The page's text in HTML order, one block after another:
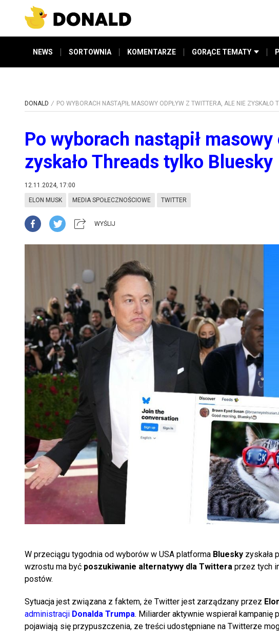
NEWS SORTOWNIA KOMENTARZE GORĄCE TEMATY
DONALD PO WYBORACH NASTĄPIŁ MASOWY ODPŁYW Z TWITTERA, ALE NIE ZYSKAŁO
Po wyborach nastąpił
zyskało Threads tylko Bluesky
12.11.2024, 17:00
ELON MUSK MEDIA SPOŁECZNOŚCIOWE TWITTER
WYŚLIJ
W przeciągu tygodnia od wyborów w USA platforma Bluesky zyskała
wzrostu ma być poszukiwanie alternatywy dla Twittera przez tych
postów.
Sytuacja jest związana z faktem, że Twitter jest zarządzany przez
administracji Donalda Trumpa. Miliarder aktywnie wspierał
pojawiają się przypuszczenia, ze treści udostępniane na Twitterze